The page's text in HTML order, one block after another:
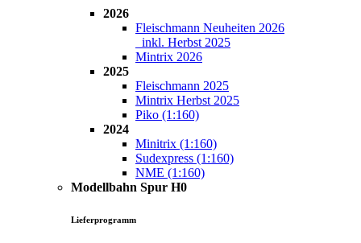
2026
Fleischmann Neuheiten 2026
inkl. Herbst 2025
Mintrix 2026
2025
Fleischmann 2025
Mintrix Herbst 2025
Piko (1:160)
2024
Minitrix (1:160)
Sudexpress (1:160)
NME (1:160)
Modellbahn Spur H0
Lieferprogramm